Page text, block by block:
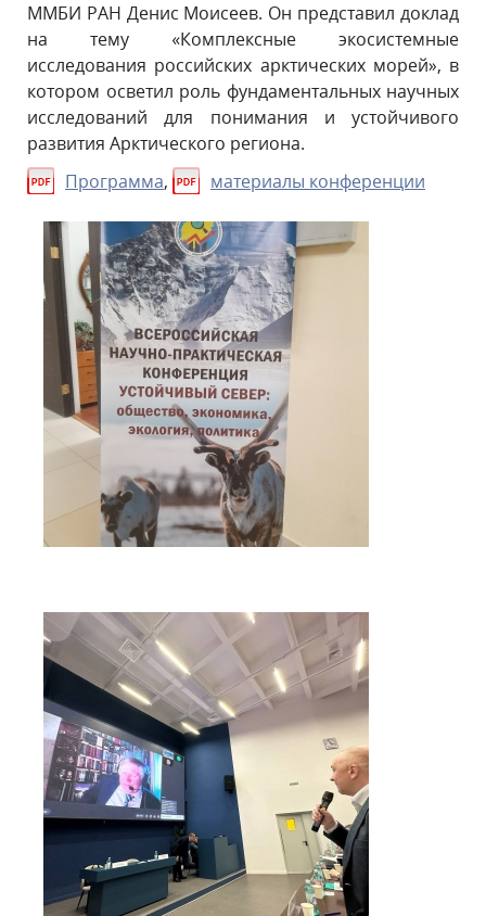
ММБИ РАН Денис Моисеев. Он представил доклад
на тему «Комплексные экосистемные
исследования российских арктических морей», в
котором осветил роль фундаментальных научных
исследований для понимания и устойчивого
развития Арктического региона.
Программа, материалы конференции